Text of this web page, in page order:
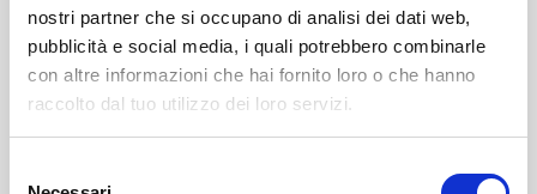
nostri partner che si occupano di analisi dei dati web,
pubblicità e social media, i quali potrebbero combinarle
con altre informazioni che hai fornito loro o che hanno
raccolto dal tuo utilizzo dei loro servizi.
curiosità